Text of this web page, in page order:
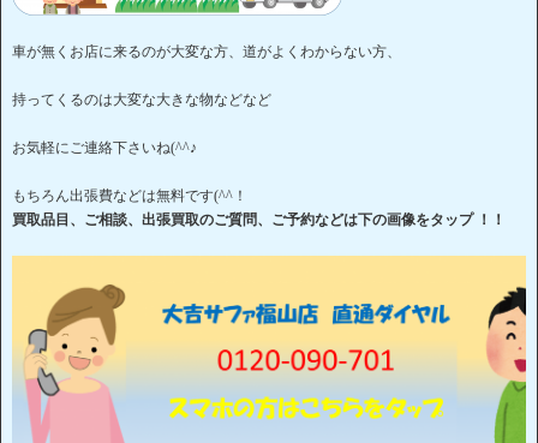
車が無くお店に来るのが大変な方、道がよくわからない方、
持ってくるのは大変な大きな物などなど
お気軽にご連絡下さいね(^^♪
もちろん出張費などは無料です(^^！
買取品目、ご相談、出張買取のご質問、ご予約などは下の画像をタップ ！！